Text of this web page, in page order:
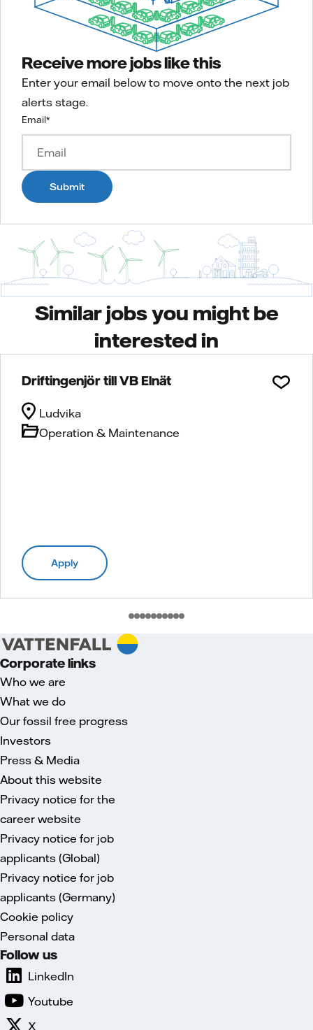
Receive more jobs like this
Enter your email below to move onto the next job
alerts stage.
Email*
Submit
Similar jobs you might be
interested in
Driftingenjör till VB Elnät
Operation & Maintenance
Ludvika
Apply
Corporate links
Who we are
What we do
Our fossil free progress
Investors
Press & Media
About this website
Privacy notice for the
career website
Privacy notice for job
applicants (Global)
Privacy notice for job
applicants (Germany)
Cookie policy
Personal data
Follow us
LinkedIn
Youtube
X